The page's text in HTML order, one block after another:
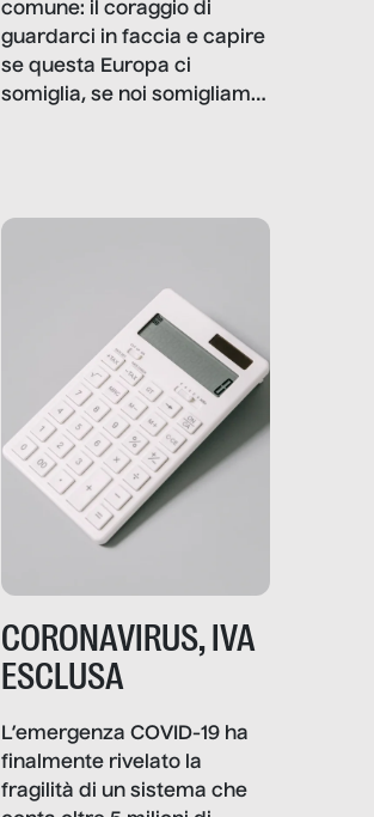
comune: il coraggio di
guardarci in faccia e capire
se questa Europa ci
somiglia, se noi somigliamo
comunica, quanto vale […]
CORONAVIRUS, IVA
ESCLUSA
L’emergenza COVID-19 ha
finalmente rivelato la
fragilità di un sistema che